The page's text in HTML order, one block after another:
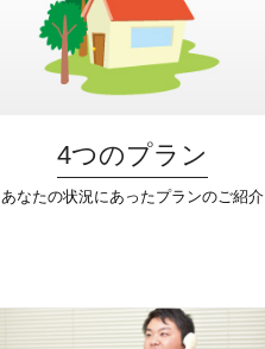
4つのプラン
あなたの状況にあったプランのご紹介